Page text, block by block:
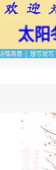
太阳冬
情画意│想写就写